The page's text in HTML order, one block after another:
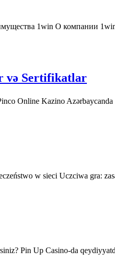
1win О компании
və Sertifikatlar
Online Kazino
w sieci Uczciwa gra:
Pin Up Casino-da